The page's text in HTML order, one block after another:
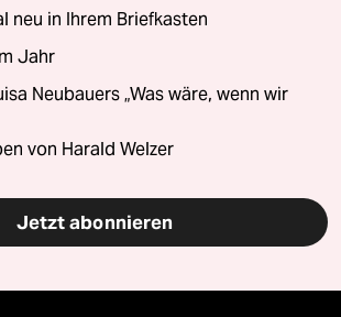
neu in Ihrem Briefkasten
Jahr
Neubauers „Was wäre, wenn wir
von Harald Welzer
Jetzt abonnieren